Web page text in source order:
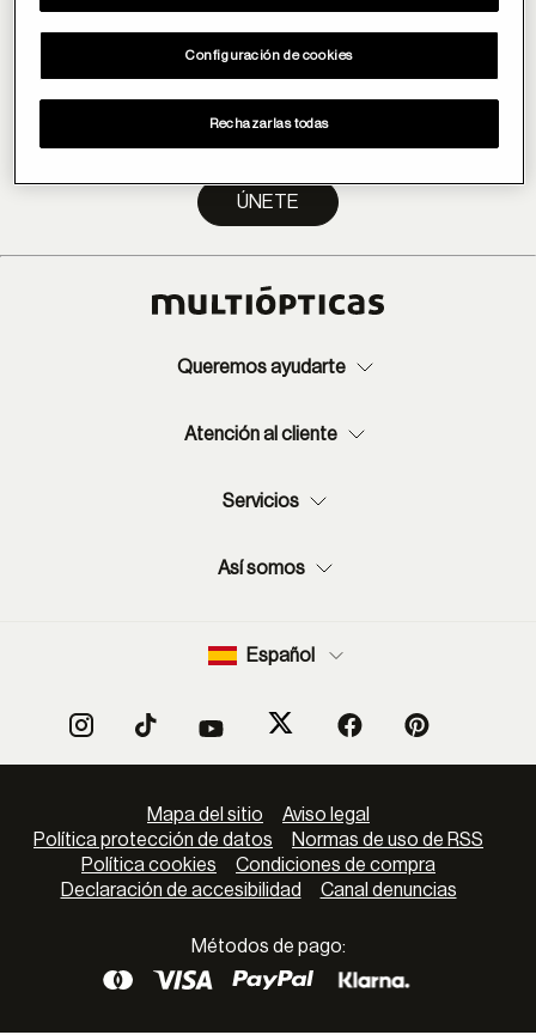
¡Ya somos más de 150.000! Recibe nuestra newsletter y
forma parte de la comunidad #Mó
ÚNETE
Queremos ayudarte
Atención al cliente
Servicios
Así somos
Español
Mapa del sitio
Aviso legal
Política protección de datos
Normas de uso de RSS
Política cookies
Condiciones de compra
Declaración de accesibilidad
Canal denuncias
Métodos de pago:
Configuración de cookies
Rechazarlas todas